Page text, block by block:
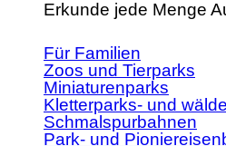
Erkunde jede Menge
Für Familien
Zoos und Tierparks
Miniaturenparks
Kletterparks- und
Schmalspurbahnen
Park- und